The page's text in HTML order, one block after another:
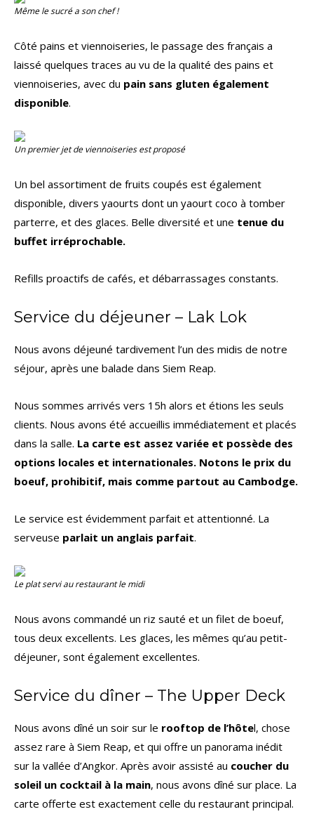
Même le sucré a son chef !
Côté pains et viennoiseries, le passage des français a
laissé quelques traces au vu de la qualité des pains et
viennoiseries, avec du pain sans gluten également
disponible.
Un premier jet de viennoiseries est proposé
Un bel assortiment de fruits coupés est également
disponible, divers yaourts dont un yaourt coco à tomber
parterre, et des glaces. Belle diversité et une tenue du
buffet irréprochable.
Refills proactifs de cafés, et débarrassages constants.
Service du déjeuner – Lak Lok
Nous avons déjeuné tardivement l’un des midis de notre
séjour, après une balade dans Siem Reap.
Nous sommes arrivés vers 15h alors et étions les seuls
clients. Nous avons été accueillis immédiatement et placés
dans la salle. La carte est assez variée et possède des
options locales et internationales. Notons le prix du
boeuf, prohibitif, mais comme partout au Cambodge.
Le service est évidemment parfait et attentionné. La
serveuse parlait un anglais parfait.
Le plat servi au restaurant le midi
Nous avons commandé un riz sauté et un filet de boeuf,
tous deux excellents. Les glaces, les mêmes qu’au petit-
déjeuner, sont également excellentes.
Service du dîner – The Upper Deck
Nous avons dîné un soir sur le rooftop de l’hôtel, chose
assez rare à Siem Reap, et qui offre un panorama inédit
sur la vallée d’Angkor. Après avoir assisté au coucher du
soleil un cocktail à la main, nous avons dîné sur place. La
carte offerte est exactement celle du restaurant principal.